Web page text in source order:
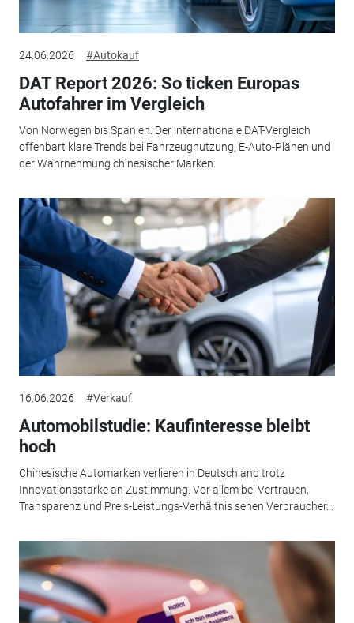
24.06.2026 #Autokauf
DAT Report 2026: So ticken Europas
Autofahrer im Vergleich
Von Norwegen bis Spanien: Der internationale DAT-Vergleich
offenbart klare Trends bei Fahrzeugnutzung, E-Auto-Plänen und
der Wahrnehmung chinesischer Marken.
16.06.2026 #Verkauf
Automobilstudie: Kaufinteresse bleibt
hoch
Chinesische Automarken verlieren in Deutschland trotz
Innovationsstärke an Zustimmung. Vor allem bei Vertrauen,
Transparenz und Preis-Leistungs-Verhältnis sehen Verbraucher...